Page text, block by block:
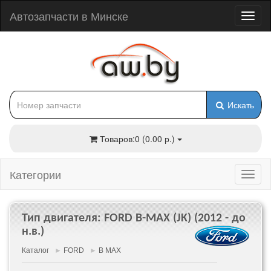
Автозапчасти в Минске
Искать
Товаров:0 (0.00 р.)
Категории
Тип двигателя: FORD B-MAX (JK) (2012 - до
н.в.)
Каталог ► FORD ► B MAX